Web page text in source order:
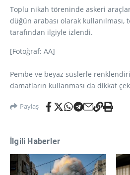
Toplu nikah töreninde askeri
düğün arabası olarak kullanılması,
tarafından ilgiyle izlendi.
[Fotoğraf: AA]
Pembe ve beyaz süslerle
damatların kullanması da dikkat
Paylaş
İlgili Haberler